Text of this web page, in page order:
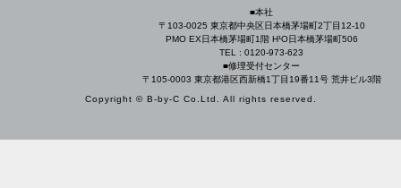
■本社
〒103-0025 東京都中央区日本橋茅場町2丁目12-10
PMO EX日本橋茅場町1階 H¹O日本橋茅場町506
TEL : 0120-973-623
■修理受付センター
〒105-0003 東京都港区西新橋1丁目19番11号 荒井ビル3階
Copyright © B-by-C Co.Ltd. All rights reserved.